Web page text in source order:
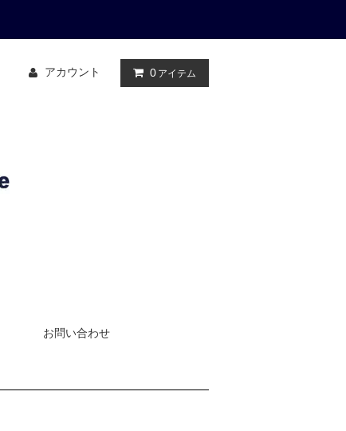
アカウント 0 アイテム
お問い合わせ